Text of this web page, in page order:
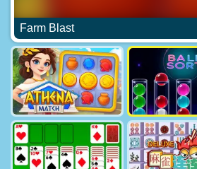
Farm Blast